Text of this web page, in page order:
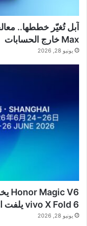
Max خارج الحسابات
يونيو 28, 2026
vivo X Fold 6 يلفت الأنظار
يونيو 28, 2026